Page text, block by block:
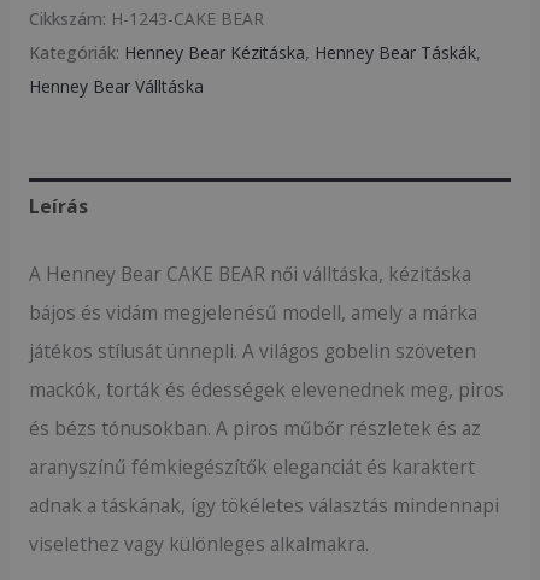
Cikkszám: H-1243-CAKE BEAR
Kategóriák: Henney Bear Kézitáska, Henney Bear Táskák,
Henney Bear Válltáska
Leírás
A Henney Bear CAKE BEAR női válltáska, kézitáska
bájos és vidám megjelenésű modell, amely a márka
játékos stílusát ünnepli. A világos gobelin szöveten
mackók, torták és édességek elevenednek meg, piros
és bézs tónusokban. A piros műbőr részletek és az
aranyszínű fémkiegészítők eleganciát és karaktert
adnak a táskának, így tökéletes választás mindennapi
viselethez vagy különleges alkalmakra.